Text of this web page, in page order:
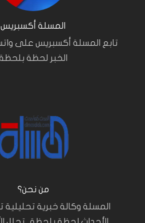
المسلة أكسبريس
تابع المسلة أكسبريس على
الخبر لحظة
من نحن؟
المسلة وكالة خبرية تحليلية